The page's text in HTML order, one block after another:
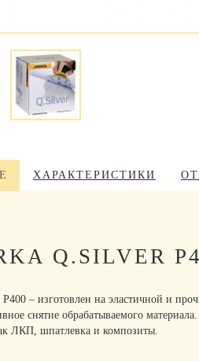
ХАРАКТЕРИСТИКИ
Q.SILVER
– изготовлен на эластичной и
снятие обрабатываемого
ЛКП, шпатлевка и композиты.